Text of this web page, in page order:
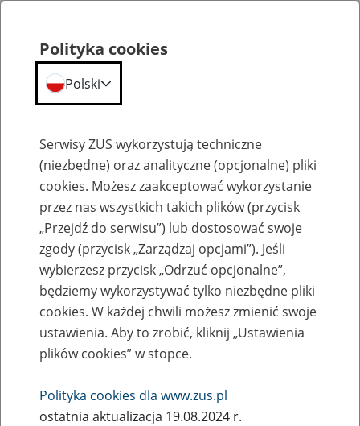
Przepraszamy,
podana strona nie została znaleziona.
Błąd 404
Przejdź do strony głównej
Polityka cookies
Polski
Serwisy ZUS wykorzystują techniczne
(niezbędne) oraz analityczne (opcjonalne) pliki
cookies. Możesz zaakceptować wykorzystanie
przez nas wszystkich takich plików (przycisk
„Przejdź do serwisu”) lub dostosować swoje
zgody (przycisk „Zarządzaj opcjami”). Jeśli
wybierzesz przycisk „Odrzuć opcjonalne”,
będziemy wykorzystywać tylko niezbędne pliki
cookies. W każdej chwili możesz zmienić swoje
ustawienia. Aby to zrobić, kliknij „Ustawienia
plików cookies” w stopce.
Polityka cookies dla www.zus.pl
ostatnia aktualizacja 19.08.2024 r.